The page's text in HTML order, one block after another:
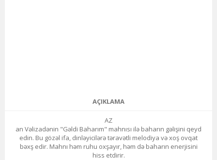
AÇIKLAMA
AZ
an Vəlizadənin "Gəldi Baharım" mahnısı ilə baharın gəlişini qeyd
edin. Bu gözəl ifa, dinləyicilərə təravətli melodiya və xoş ovqat
bəxş edir. Mahnı həm ruhu oxşayır, həm də baharın enerjisini
hiss etdirir.